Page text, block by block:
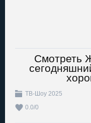
Смотреть
ТВ-Шоу 2025
0.0/0